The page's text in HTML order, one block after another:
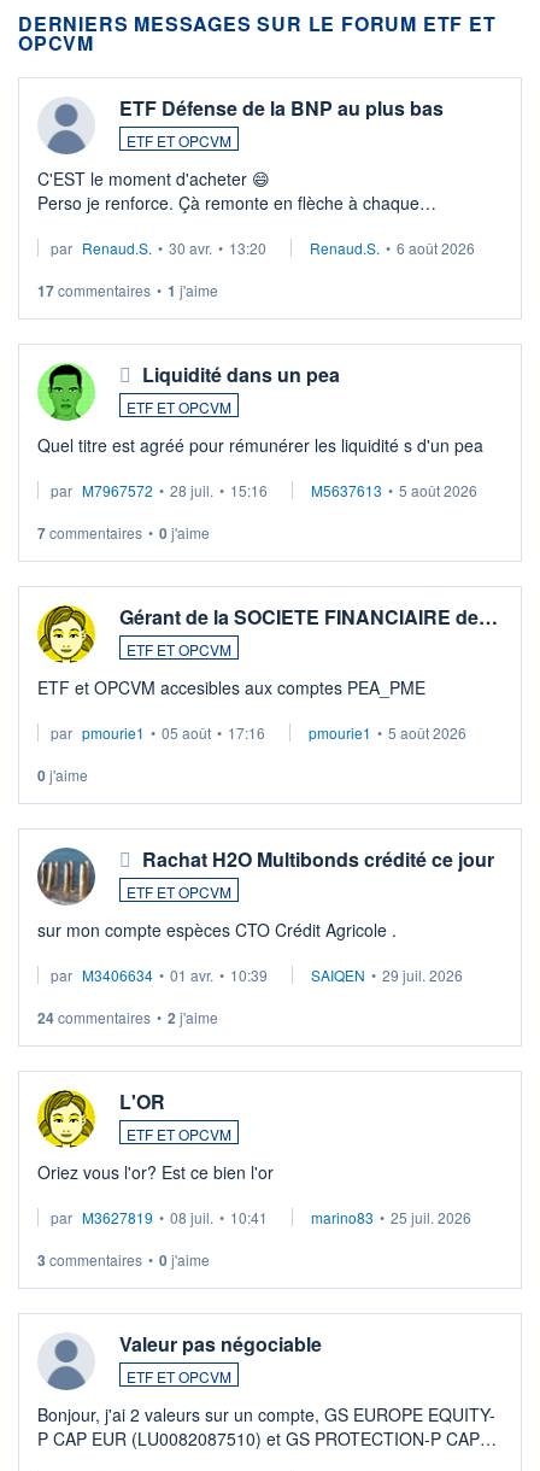
DERNIERS MESSAGES SUR LE FORUM ETF ET
OPCVM
ETF Défense de la BNP au plus bas
ETF ET OPCVM
C'EST le moment d'acheter 😄​
Perso je renforce. Çà remonte en flèche à chaque
Investissement long terme tip top pour sa retraite.
par Renaud.S. • 30 avr. • 13:20 Renaud.S. • 6 août 2026
17commentaires • 1 j'aime
Liquidité dans un pea
ETF ET OPCVM
Quel titre est agréé pour rémunérer les liquidité s d'un pea
par M7967572 • 28 juil. • 15:16 M5637613 • 5 août 2026
7commentaires • 0j'aime
Gérant de la SOCIETE FINANCIAIRE de…
ETF ET OPCVM
ETF et OPCVM accesibles aux comptes PEA_PME
par pmourie1 • 05 août • 17:16 pmourie1 • 5 août 2026
0j'aime
Rachat H2O Multibonds crédité ce jour
ETF ET OPCVM
sur mon compte espèces CTO Crédit Agricole .
par M3406634 • 01 avr. • 10:39 SAIQEN • 29 juil. 2026
24commentaires • 2 j'aime
L'OR
ETF ET OPCVM
Oriez vous l'or? Est ce bien l'or
par M3627819 • 08 juil. • 10:41 marino83 • 25 juil. 2026
3 commentaires • 0j'aime
Valeur pas négociable
ETF ET OPCVM
Bonjour, j'ai 2 valeurs sur un compte, GS EUROPE EQUITY-
P CAP EUR (LU0082087510) et GS PROTECTION-P CAP